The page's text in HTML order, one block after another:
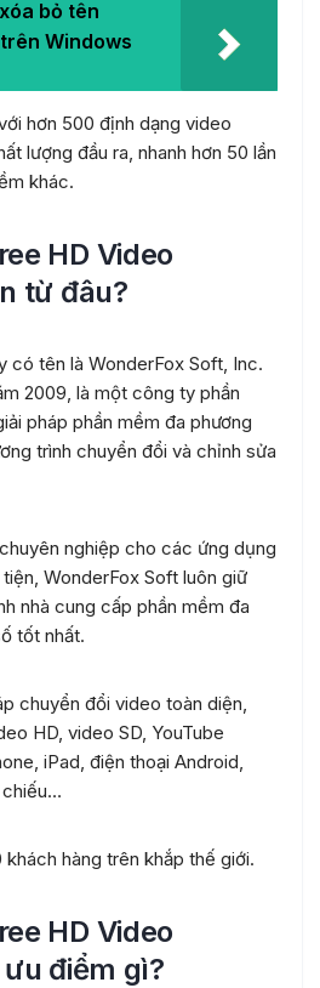
bỏ tên
Windows
hơn 500 định dạng video
lượng đầu ra, nhanh hơn 50 lần
khác.
HD Video
từ đâu?
có tên là WonderFox Soft, Inc.
2009, là một công ty phần
pháp phần mềm đa phương
trình chuyển đổi và chỉnh sửa
nghiệp cho các ứng dụng
WonderFox Soft luôn giữ
nhà cung cấp phần mềm đa
tốt nhất.
chuyển đổi video toàn diện,
HD, video SD, YouTube
iPad, điện thoại Android,
chiếu…
hàng trên khắp thế giới.
HD Video
điểm gì?